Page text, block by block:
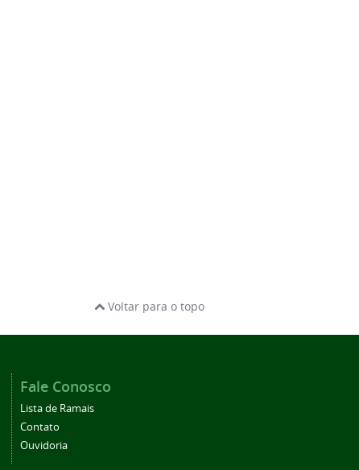
Voltar para o topo
Fale Conosco
Lista de Ramais
Contato
Ouvidoria